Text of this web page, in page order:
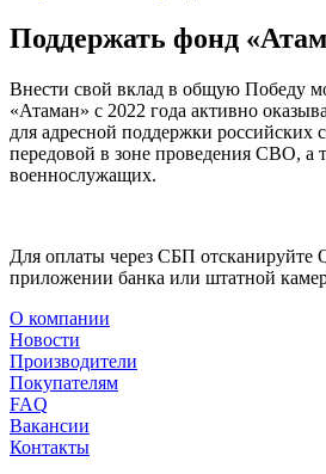
Поддержать фонд
Внести свой вклад в общую Победу
«Атаман» с 2022 года активно
для адресной поддержки российских
передовой в зоне проведения СВО, а
военнослужащих.
Для оплаты через СБП отсканируйте
приложении банка или штатной
О компании
Новости
Производители
Покупателям
FAQ
Вакансии
Контакты